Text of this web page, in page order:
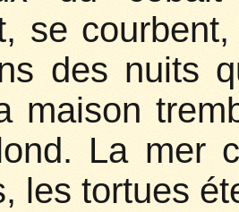
se
des nuits
maison
La mer
les tortues